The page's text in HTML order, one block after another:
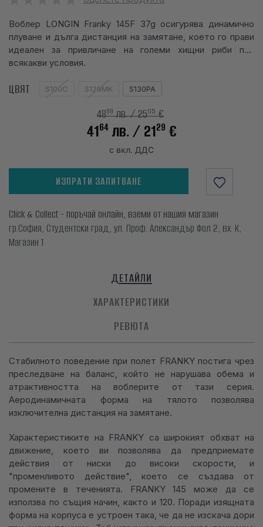
Воблер LONGIN Franky 145F 37g осигурява динамично
плуване и дълга дистанция на замятане, което го прави
идеален за привличане на големи хищни риби при
всякакви условия.
ЦВЯТ S100C S129MK S130PA
4899лв./ 2505€
4164лв./ 2129 €
с вкл. ДДС
ИЗПРАТИ ЗАПИТВАНЕ
Click & Collect - поръчай онлайн, вземи от нашия магазин
гр.София, Студентски град, ул. Проф. Александър Фол 2, вх. К,
Магазин 1
ДЕТАЙЛИ
ХАРАКТЕРИСТИКИ
РЕВЮТА
Стабилното поведение при полет FRANKY постига чрез
преследване на баланс, който не нарушава обема и
атрактивността на воблерите от тази серия.
Аеродинамичната форма на тялото позволява
изключителна дистанция на замятане.
Характеристиките на FRANKY са широкият обхват на
движение, което ви позволява да предприемате
действия от ниски до високи скорости, и
"променливото действие", което се създава от
промените в теченията. FRANKY 145 може да се
използва по същия начин, както и 120. Поради изящната
форма на корпуса е устроен така, че да не изскача дори